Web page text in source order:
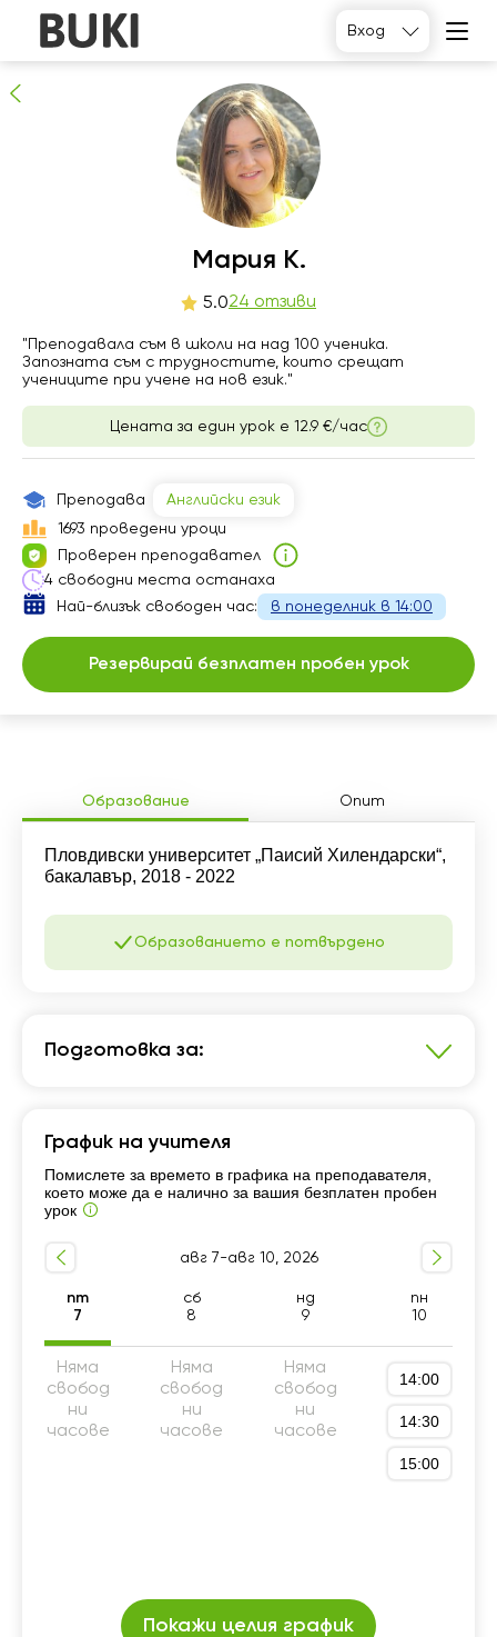
Вход
Мария К. хора препоръчват
Образование Опит
Пловдивски университет „Паисий Хилендарски“,
бакалавър, 2018 - 2022
Образованието е потвърдено
Подготовка за:
1 - 4 клас 5 - 8 клас
За начинаещи
График на учителя
Помислете за времето в графика на преподавателя,
което може да е налично за вашия безплатен пробен
урок
авг 7-авг 10, 2026
пт
7
сб
8
нд
9
пн
10
Няма
свобод
ни
часове
Няма
свобод
ни
часове
Няма
свобод
ни
часове
14:00
14:30
15:00
Покажи целия график
Мария К.
5.024 отзиви
"Преподавала съм в школи на над 100 ученика.
Запозната съм с трудностите, които срещат
учениците при учене на нов език."
Цената за един урок е 12.9 €/час
Преподава
Английски език
1693 проведени уроци
Проверен преподавател
4 свободни места останаха
Най-близък свободен час:
в понеделник в 14:00
Резервирай безплатен пробен урок
сб
нд
Няма
свободни
Няма
свободни
часове
Няма
свободни
часове